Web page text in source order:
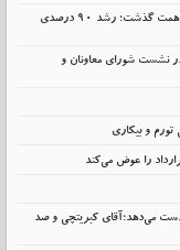
حق بیمه تولیدی بیمه ملت در چهار ماه نخست امسال از 14.5 همت گذشت؛ رشد 90 درصدی
نشست شورای معاونان و
و بیکاری
را عوض می‌کند
می‌دهد؛آقای کبریتچی و صد